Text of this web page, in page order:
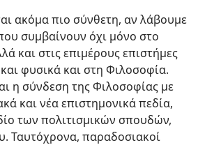
ακόμα πιο σύνθετη, αν λάβουμε
συμβαίνουν όχι μόνο στο
και στις επιμέρους επιστήμες
φυσικά και στη Φιλοσοφία.
η σύνδεση της Φιλοσοφίας με
και νέα επιστημονικά πεδία,
των πολιτισμικών σπουδών,
Ταυτόχρονα, παραδοσιακοί